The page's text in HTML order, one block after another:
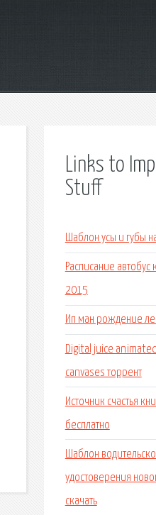
Links to
Stuff
Шаблон усы и губы
Расписание автобус
2015
Ип ман рождение
Digital juice
canvases торрент
Источник счастья
бесплатно
Шаблон
удостоверения
скачать